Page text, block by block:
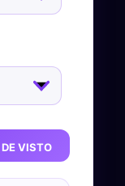
VISTO